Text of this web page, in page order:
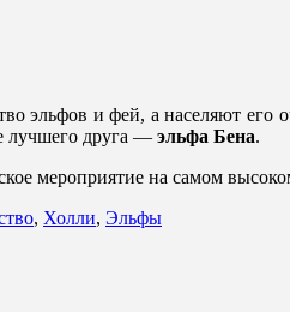
эльфов и фей, а населяют его
лучшего друга — эльфа Бена.
мероприятие на самом
, Холли, Эльфы